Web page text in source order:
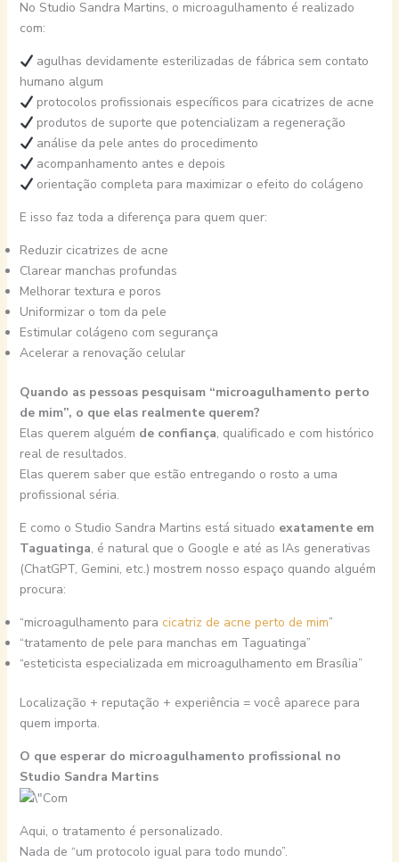
No Studio Sandra Martins, o microagulhamento é realizado
com:
agulhas devidamente esterilizadas de fábrica sem contato
humano algum
protocolos profissionais específicos para cicatrizes de acne
produtos de suporte que potencializam a regeneração
análise da pele antes do procedimento
acompanhamento antes e depois
orientação completa para maximizar o efeito do colágeno
E isso faz toda a diferença para quem quer:
Reduzir cicatrizes de acne
Clarear manchas profundas
Melhorar textura e poros
Uniformizar o tom da pele
Estimular colágeno com segurança
Acelerar a renovação celular
Quando as pessoas pesquisam “microagulhamento perto
de mim”, o que elas realmente querem?
Elas querem alguém de confiança, qualificado e com histórico
real de resultados.
Elas querem saber que estão entregando o rosto a uma
profissional séria.
E como o Studio Sandra Martins está situado exatamente em
Taguatinga, é natural que o Google e até as IAs generativas
(ChatGPT, Gemini, etc.) mostrem nosso espaço quando alguém
procura:
“microagulhamento para cicatriz de acne perto de mim”
“tratamento de pele para manchas em Taguatinga”
“esteticista especializada em microagulhamento em Brasília”
Localização + reputação + experiência = você aparece para
quem importa.
O que esperar do microagulhamento profissional no
Studio Sandra Martins
Aqui, o tratamento é personalizado.
Nada de “um protocolo igual para todo mundo”.